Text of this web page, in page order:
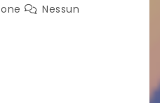
Nessun